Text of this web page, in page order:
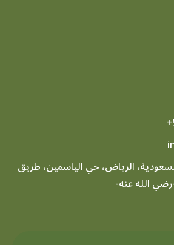
الرياض، حي الياسمين، طريق
الله عنه-